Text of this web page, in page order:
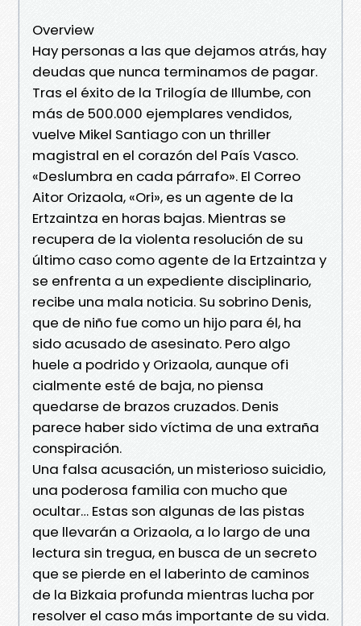
Overview
Hay personas a las que dejamos atrás, hay
deudas que nunca terminamos de pagar.
Tras el éxito de la Trilogía de Illumbe, con
más de 500.000 ejemplares vendidos,
vuelve Mikel Santiago con un thriller
magistral en el corazón del País Vasco.
«Deslumbra en cada párrafo». El Correo
Aitor Orizaola, «Ori», es un agente de la
Ertzaintza en horas bajas. Mientras se
recupera de la violenta resolución de su
último caso como agente de la Ertzaintza y
se enfrenta a un expediente disciplinario,
recibe una mala noticia. Su sobrino Denis,
que de niño fue como un hijo para él, ha
sido acusado de asesinato. Pero algo
huele a podrido y Orizaola, aunque ofi
cialmente esté de baja, no piensa
quedarse de brazos cruzados. Denis
parece haber sido víctima de una extraña
conspiración.
Una falsa acusación, un misterioso suicidio,
una poderosa familia con mucho que
ocultar… Estas son algunas de las pistas
que llevarán a Orizaola, a lo largo de una
lectura sin tregua, en busca de un secreto
que se pierde en el laberinto de caminos
de la Bizkaia profunda mientras lucha por
resolver el caso más importante de su vida.